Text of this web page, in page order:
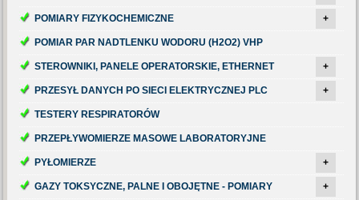
POMIARY FIZYKOCHEMICZNE +
POMIAR PAR NADTLENKU WODORU (H2O2) VHP
STEROWNIKI, PANELE OPERATORSKIE, ETHERNET +
PRZESYŁ DANYCH PO SIECI ELEKTRYCZNEJ PLC +
TESTERY RESPIRATORÓW
PRZEPŁYWOMIERZE MASOWE LABORATORYJNE
PYŁOMIERZE +
GAZY TOKSYCZNE, PALNE I OBOJĘTNE - POMIARY +